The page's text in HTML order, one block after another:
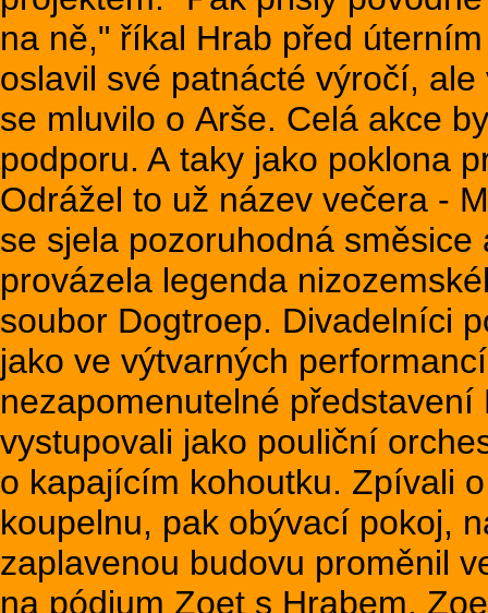
na ně," říkal Hrab před
oslavil své patnácté výročí,
se mluvilo o Arše. Celá akce
podporu. A taky jako poklona
Odrážel to už název večera -
se sjela pozoruhodná
provázela legenda
soubor Dogtroep. Divadelníci
jako ve výtvarných
nezapomenutelné
vystupovali jako pouliční
o kapajícím kohoutku. Zpívali
koupelnu, pak obývací pokoj,
zaplavenou budovu proměnil
na pódium Zoet s Hrabem.